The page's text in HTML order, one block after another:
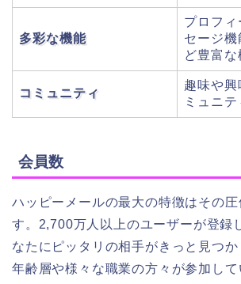
多彩な機能
プロフィ
セージ機
ど豊富
コミュニティ
趣味や興
ミュニテ
会員数
ハッピーメールの最大の特徴はその
す。2,700万人以上のユーザーが登録
なたにピッタリの相手がきっと見つ
年齢層や様々な職業の方々が参加し